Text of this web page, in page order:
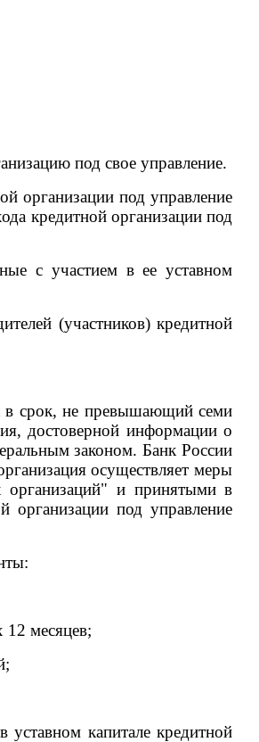
под свое управление.
организации под управление
кредитной организации под
с участием в ее уставном
(участников) кредитной
в срок, не превышающий семи
достоверной информации о
законом. Банк России
осуществляет меры
организаций" и принятыми в
организации под управление
12 месяцев;
капитале кредитной